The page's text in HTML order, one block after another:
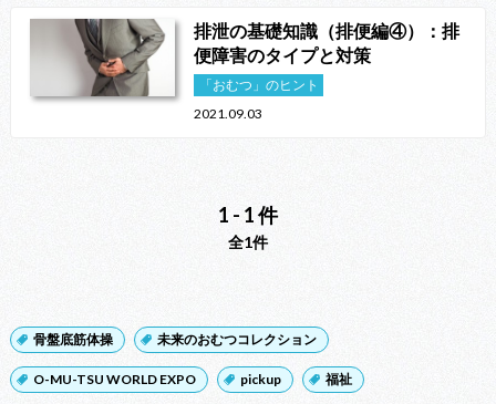
排泄の基礎知識（排便編④）：排
便障害のタイプと対策
「おむつ」のヒント
2021.09.03
1 - 1 件
全1件
骨盤底筋体操 未来のおむつコレクション
O-MU-TSU WORLD EXPO pickup 福祉